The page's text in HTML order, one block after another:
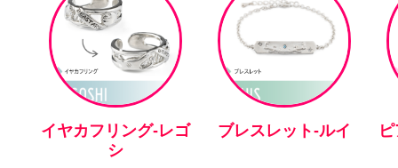
イヤカフリング-レゴ
シ
ブレスレット-ルイ